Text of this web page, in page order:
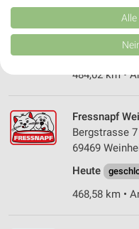
68199
484,02 km •
Fressnapf
Bergstrasse 7
69469
Heute
468,58 km •
Kombinationen von Daten aus
Verbesserung der Angebote.
von Inhalten.
Daten können außerhalb der
USA gesendet werden.
Website/App.
Wir nutzen Ihre Daten für folgende
IAB-Verarbeitungszwecke:
Speichern von oder
auf einem Endgerät
Verwendung reduzierter